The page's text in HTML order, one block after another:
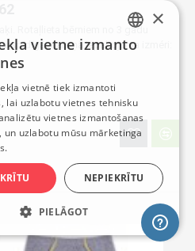
Rotaļlieta bērniem no 3 gadu
maisiņā.Iepakojuma izméri:
LATVIAN
ENGLISH
×
vietne izmanto
vietnē tiek izmantoti
lai uzlabotu vietnes tehnisku
vietnes izmantošanas
un uzlabotu mūsu mārketinga
NEPIEKRĪTU
PIELĀGOT